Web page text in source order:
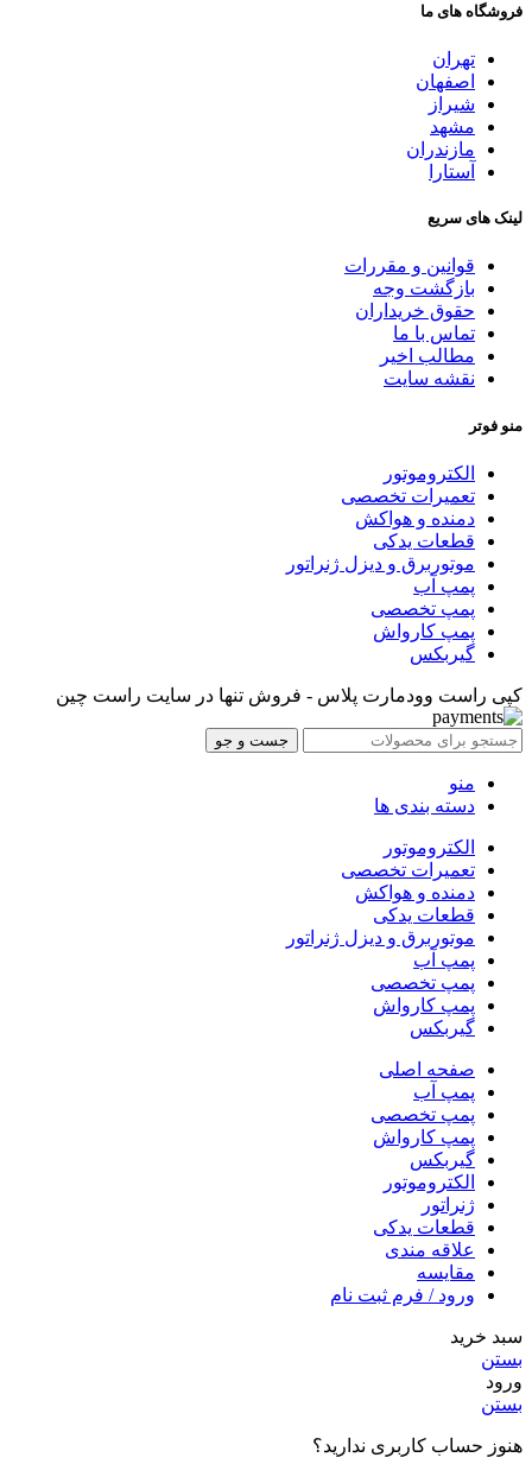
فروشگاه های ما
تهران
اصفهان
شیراز
مشهد
مازندران
آستارا
لینک های سریع
قوانین و مقررات
بازگشت وجه
حقوق خریداران
تماس با ما
مطالب اخیر
نقشه سایت
منو فوتر
الکتروموتور
تعمیرات تخصصی
دمنده و هواکش
قطعات یدکی
موتوربرق و دیزل ژنراتور
پمپ آب
پمپ تخصصی
پمپ کارواش
گیربکس
کپی راست وودمارت پلاس - فروش تنها در سایت راست چین
جست و جو
منو
دسته بندی ها
الکتروموتور
تعمیرات تخصصی
دمنده و هواکش
قطعات یدکی
موتوربرق و دیزل ژنراتور
پمپ آب
پمپ تخصصی
پمپ کارواش
گیربکس
صفحه اصلی
پمپ آب
پمپ تخصصی
پمپ کارواش
گیربکس
الکتروموتور
ژنراتور
قطعات یدکی
علاقه مندی
مقایسه
ورود / فرم ثبت نام
سبد خرید
بستن
ورود
بستن
هنوز حساب کاربری ندارید؟